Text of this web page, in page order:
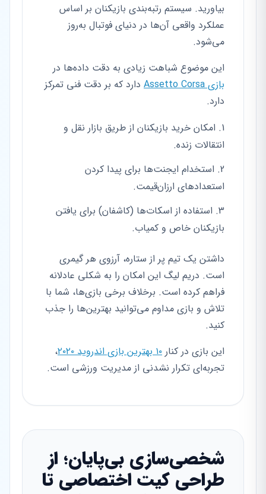
بیاورید. سیستم رتبه‌بندی بازیکنان بر اساس
عملکرد واقعی آن‌ها در دنیای فوتبال به‌روز
می‌شود.
این موضوع شباهت زیادی به دقت داده‌ها در
بازی Assetto Corsa
دارد که بر دقت فنی تمرکز
دارد.
امکان خرید بازیکنان از طریق بازار نقل و
انتقالات زنده.
استخدام ایجنت‌ها برای پیدا کردن
استعدادهای ارزان‌قیمت.
استفاده از اسکات‌ها (کاشفان) برای یافتن
بازیکنان خاص و کمیاب.
داشتن یک تیم پر از ستاره، آرزوی هر گیمری
است. دریم لیگ این امکان را به شکلی عادلانه
فراهم کرده است. برخلاف برخی بازی‌ها، شما با
تلاش و بازی مداوم می‌توانید بهترین‌ها را جذب
کنید.
این بازی در کنار ۱۰ بهترین بازی اندروید ۲۰۲۰
،
تجربه‌ای تکرار نشدنی از مدیریت ورزشی است.
شخصی‌سازی بی‌پایان؛ از
طراحی کیت اختصاصی تا